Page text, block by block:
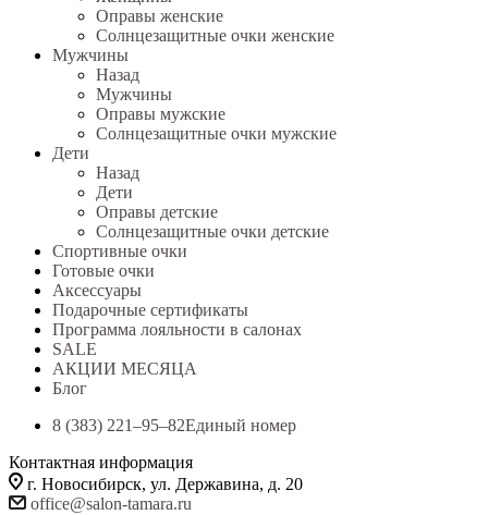
Оправы женские
Солнцезащитные очки женские
Мужчины
Назад
Мужчины
Оправы мужские
Солнцезащитные очки мужские
Дети
Назад
Дети
Оправы детские
Солнцезащитные очки детские
Спортивные очки
Готовые очки
Аксессуары
Подарочные сертификаты
Программа лояльности в салонах
SALE
АКЦИИ МЕСЯЦА
Блог
8 (383) 221‒95‒82Единый номер
Контактная информация
г. Новосибирск, ул. Державина, д. 20
office@salon-tamara.ru